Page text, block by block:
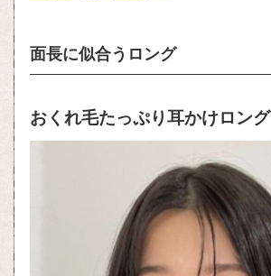
面長に似合うロング
おくれ毛たっぷり耳かけロング